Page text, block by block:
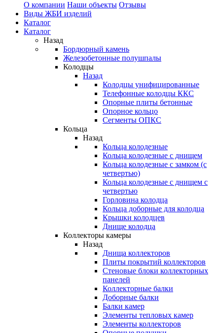
О компании Наши объекты Отзывы
Виды ЖБИ изделий
Каталог
Каталог
Назад
Бордюрный камень
Железобетонные полушпалы
Колодцы
Назад
Колодцы унифицированные
Телефонные колодцы ККС
Опорные плиты бетонные
Опорное кольцо
Сегменты ОПКС
Кольца
Назад
Кольца колодезные
Кольца колодезные с днищем
Кольца колодезные с замком (с
четвертью)
Кольца колодезные с днищем с
четвертью
Горловина колодца
Кольца доборные для колодца
Крышки колодцев
Днище колодца
Коллекторы камеры
Назад
Днища коллекторов
Плиты покрытий коллекторов
Стеновые блоки коллекторных
панелей
Коллекторные балки
Доборные балки
Балки камер
Элементы тепловых камер
Элементы коллекторов